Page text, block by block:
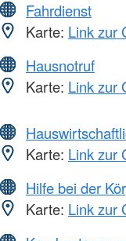
Fahrdienst
Karte: Link zur
Hausnotruf
Karte: Link zur
Karte: Link zur
Hilfe bei der
Karte: Link zur